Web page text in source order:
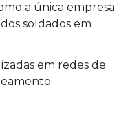
a única empresa
soldados em
em redes de